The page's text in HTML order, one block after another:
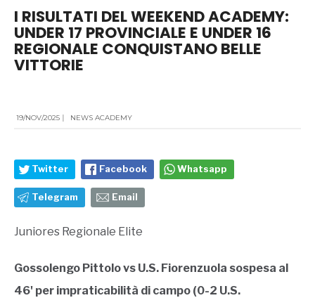
I RISULTATI DEL WEEKEND ACADEMY:
UNDER 17 PROVINCIALE E UNDER 16
REGIONALE CONQUISTANO BELLE
VITTORIE
19/NOV/2025 | NEWS ACADEMY
Twitter Facebook Whatsapp
Telegram Email
Juniores Regionale Elite
Gossolengo Pittolo vs U.S. Fiorenzuola sospesa al
46' per impraticabilità di campo (0-2 U.S.